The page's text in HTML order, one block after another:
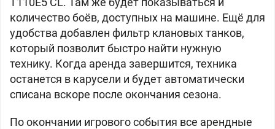
количество боёв, доступных на машине. Ещё для
удобства добавлен фильтр клановых танков,
который позволит быстро найти нужную
технику. Когда аренда завершится, техника
останется в карусели и будет автоматически
списана вскоре после окончания сезона.
По окончании игрового события все арендные